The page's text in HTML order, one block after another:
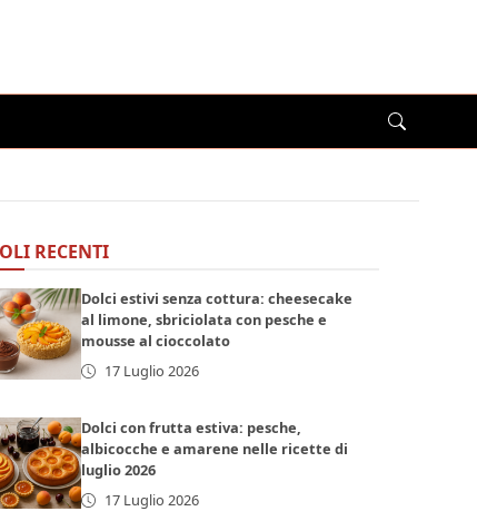
RECENTI
Dolci estivi senza cottura: cheesecake
al limone, sbriciolata con pesche e
mousse al cioccolato
17 Luglio 2026
Dolci con frutta estiva: pesche,
albicocche e amarene nelle ricette di
luglio 2026
17 Luglio 2026